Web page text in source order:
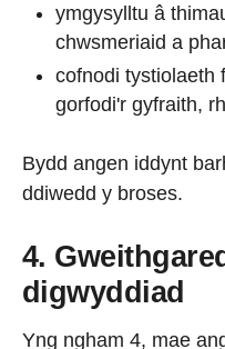
ymgysylltu â
chwsmeriaid a
cofnodi tystiolaeth
gorfodi'r gyfraith,
Bydd angen iddynt
ddiwedd y broses.
4.
digwyddiad
Yng ngham 4, mae